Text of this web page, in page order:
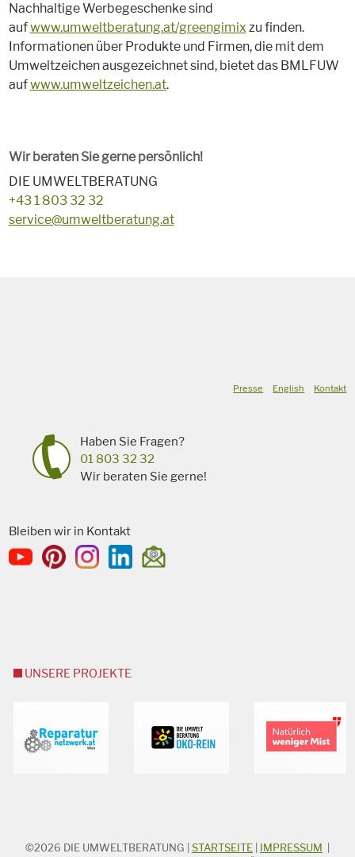
Nachhaltige Werbegeschenke sind
aufwww.umweltberatung.at/greengimix zu finden.
Informationen über Produkte und Firmen, die mit dem
Umweltzeichen ausgezeichnet sind, bietet das BMLFUW
aufwww.umweltzeichen.at.
Wir beraten Sie gerne persönlich!
DIE UMWELTBERATUNG
+43 1 803 32 32
service@umweltberatung.at
Presse English Kontakt
Haben Sie Fragen?
01 803 32 32
Wir beraten Sie gerne!
Bleiben wir in Kontakt
UNSERE PROJEKTE
©2026 DIE UMWELTBERATUNG STARTSEITE IMPRESSUM